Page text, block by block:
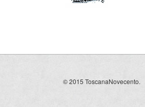
© 2015 ToscanaNovecento.